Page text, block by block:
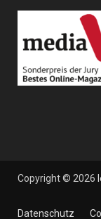
Copyright © 2026
Datenschutz